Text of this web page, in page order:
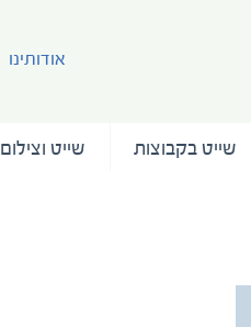
אודותינו
שייט בקבוצות שייט וצילום